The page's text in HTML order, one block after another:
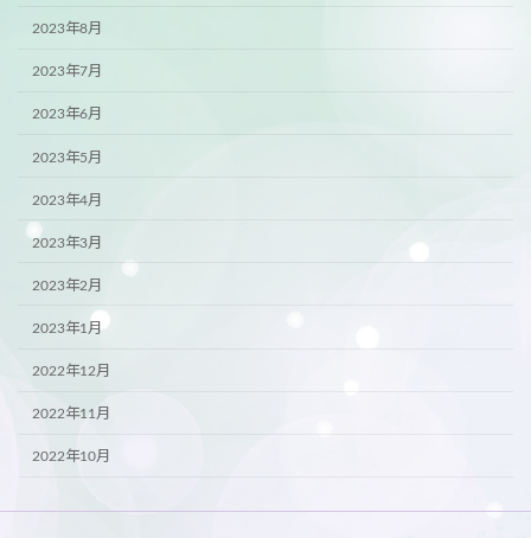
2023年8月
2023年7月
2023年6月
2023年5月
2023年4月
2023年3月
2023年2月
2023年1月
2022年12月
2022年11月
2022年10月